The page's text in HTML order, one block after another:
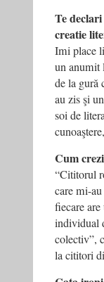
Te
creatie
Imi place
un anumit
de la gură
au zis şi
soi de
Cum
“Cititorul
care mi-
fiecare
individual
colectiv”,
la cititori